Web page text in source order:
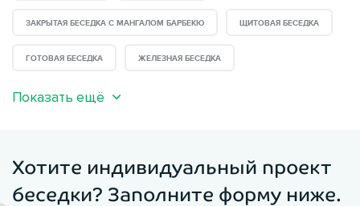
ЗАКРЫТАЯ БЕСЕДКА С МАНГАЛОМ БАРБЕКЮ ЩИТОВАЯ БЕСЕДКА
ГОТОВАЯ БЕСЕДКА ЖЕЛЕЗНАЯ БЕСЕДКА
Показать ещё
Хотите индивидуальный проект
беседки? Заполните форму ниже.